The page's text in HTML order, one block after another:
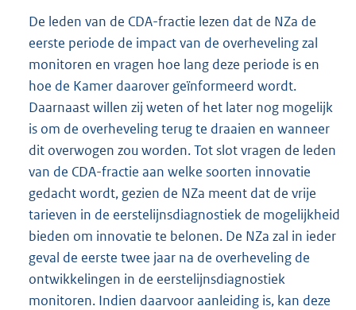
De leden van de CDA-fractie lezen dat de NZa de
eerste periode de impact van de overheveling zal
monitoren en vragen hoe lang deze periode is en
hoe de Kamer daarover geïnformeerd wordt.
Daarnaast willen zij weten of het later nog mogelijk
is om de overheveling terug te draaien en wanneer
dit overwogen zou worden. Tot slot vragen de leden
van de CDA-fractie aan welke soorten innovatie
gedacht wordt, gezien de NZa meent dat de vrije
tarieven in de eerstelijnsdiagnostiek de mogelijkheid
bieden om innovatie te belonen. De NZa zal in ieder
geval de eerste twee jaar na de overheveling de
ontwikkelingen in de eerstelijnsdiagnostiek
monitoren. Indien daarvoor aanleiding is, kan deze